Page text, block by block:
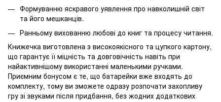
Формуванню яскравого уявлення про навколишній світ
та його мешканців.
Ранньому вихованню любові до книг та процесу читання.
Книжечка виготовлена з високоякісного та цупкого картону,
що гарантує її міцність та довговічність навіть при
найактивнішому використанні маленькими ручками.
Приємним бонусом є те, що батарейки вже входять до
комплекту, тому ви зможете одразу розпочати захопливу
гру зі звуками після придбання, без жодних додаткових